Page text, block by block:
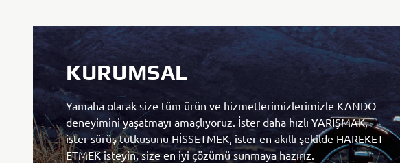
KURUMSAL
Yamaha olarak size tüm ürün ve hizmetlerimizlerimizle KANDO
deneyimini yaşatmayı amaçlıyoruz. İster daha hızlı YARIŞMAK,
ister sürüş tutkusunu HİSSETMEK, ister en akıllı şekilde HAREKET
ETMEK isteyin, size en iyi çözümü sunmaya hazırız.